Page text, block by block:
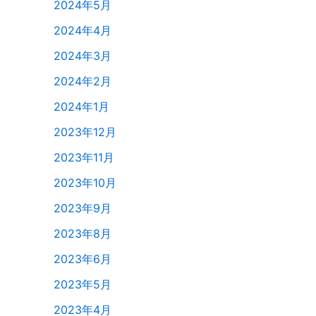
2024年5月
2024年4月
2024年3月
2024年2月
2024年1月
2023年12月
2023年11月
2023年10月
2023年9月
2023年8月
2023年6月
2023年5月
2023年4月